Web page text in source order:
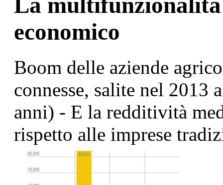
La multifunzionalità
economico
Boom delle aziende
connesse, salite nel 2013
anni) - E la redditività
rispetto alle imprese